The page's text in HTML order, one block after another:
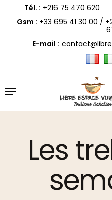
Tél. : +216 75 470 620
Gsm : +33 695 41 30 00 /
E-mail :
Menu
Les